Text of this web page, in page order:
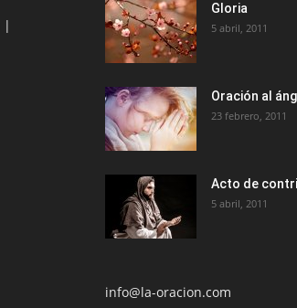
|
Gloria
5 abril, 2011
Oración al
23 febrero, 2011
Acto de
5 abril, 2011
info@la-oracion.com